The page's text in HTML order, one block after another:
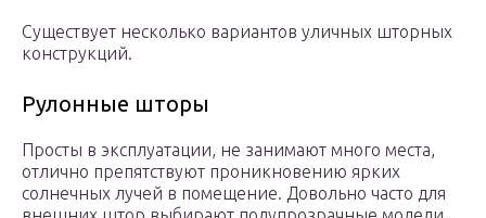
Существует несколько вариантов уличных шторных
конструкций.
Рулонные шторы
Просты в эксплуатации, не занимают много места,
отлично препятствуют проникновению ярких
солнечных лучей в помещение. Довольно часто для